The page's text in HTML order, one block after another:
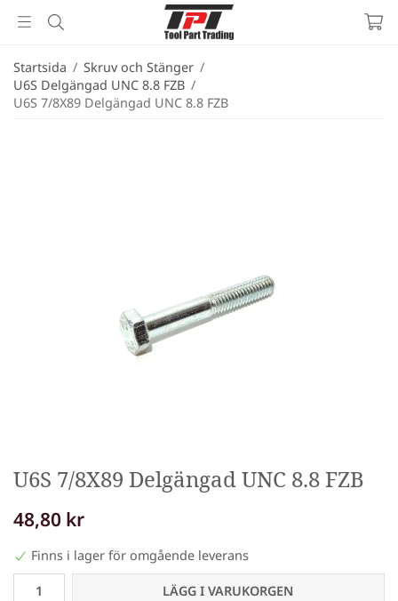
Startsida / Skruv och Stänger /
U6S Delgängad UNC 8.8 FZB /
U6S 7/8X89 Delgängad UNC 8.8 FZB
U6S 7/8X89 Delgängad UNC 8.8 FZB
48,80 kr
Finns i lager för omgående leverans
LÄGG I VARUKORGEN